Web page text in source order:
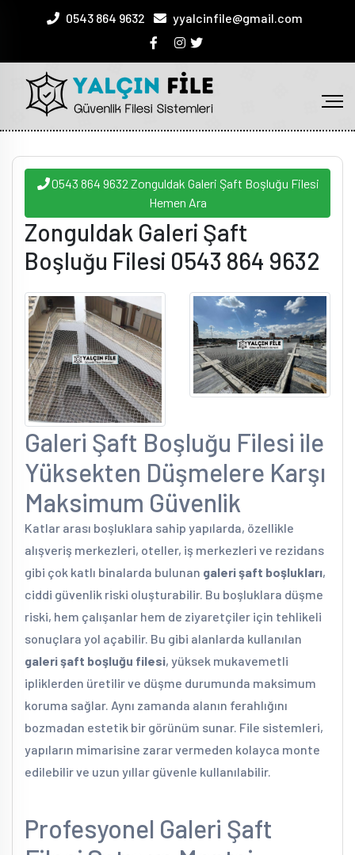
0543 864 9632 yyalcinfile@gmail.com
0543 864 9632 Zonguldak Galeri Şaft Boşluğu Filesi
Hemen Ara
Zonguldak Galeri Şaft
Boşluğu Filesi 0543 864 9632
Galeri Şaft Boşluğu Filesi ile
Yüksekten Düşmelere Karşı
Maksimum Güvenlik
Katlar arası boşluklara sahip yapılarda, özellikle
alışveriş merkezleri, oteller, iş merkezleri ve rezidans
gibi çok katlı binalarda bulunan galeri şaft boşlukları,
ciddi güvenlik riski oluşturabilir. Bu boşluklara düşme
riski, hem çalışanlar hem de ziyaretçiler için tehlikeli
sonuçlara yol açabilir. Bu gibi alanlarda kullanılan
galeri şaft boşluğu filesi, yüksek mukavemetli
ipliklerden üretilir ve düşme durumunda maksimum
koruma sağlar. Aynı zamanda alanın ferahlığını
bozmadan estetik bir görünüm sunar. File sistemleri,
yapıların mimarisine zarar vermeden kolayca monte
edilebilir ve uzun yıllar güvenle kullanılabilir.
Profesyonel Galeri Şaft